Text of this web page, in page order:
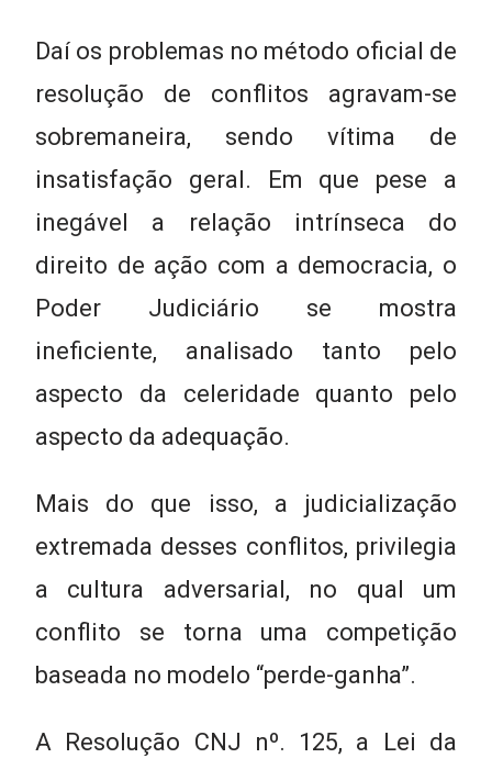
Daí os problemas no método oficial de
resolução de conflitos agravam-se
sobremaneira, sendo vítima de
insatisfação geral. Em que pese a
inegável a relação intrínseca do
direito de ação com a democracia, o
Poder Judiciário se mostra
ineficiente, analisado tanto pelo
aspecto da celeridade quanto pelo
aspecto da adequação.
Mais do que isso, a judicialização
extremada desses conflitos, privilegia
a cultura adversarial, no qual um
conflito se torna uma competição
baseada no modelo “perde-ganha”.
A Resolução CNJ nº. 125, a Lei da